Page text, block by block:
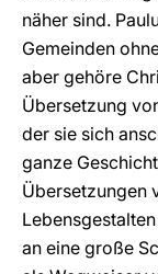
näher sind.
Gemeinden
aber gehöre
Übersetzung
der sie sich
ganze
Übersetzungen
an eine große